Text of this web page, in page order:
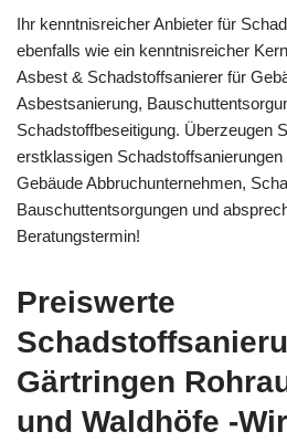
Ihr kenntnisreicher Anbieter für
ebenfalls wie ein kenntnisreicher
Asbest & Schadstoffsanierer für
Asbestsanierung,
Schadstoffbeseitigung. Überzeugen
erstklassigen
Gebäude Abbruchunternehmen,
Bauschuttentsorgungen und
Beratungstermin!
Preiswerte
Gärtringen
und Waldhöfe -